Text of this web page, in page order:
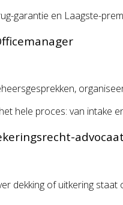
garantie en Laagste-
hele proces: van intake
advocaat
dekking of uitkering